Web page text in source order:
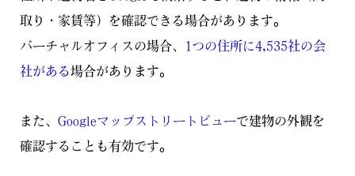
取り・家賃等）を確認できる場合があります。
バーチャルオフィスの場合、
1つの住所に4,535社の会
社がある場合があります。
また、 Googleマップストリートビューで建物の外観を
確認することも有効です。